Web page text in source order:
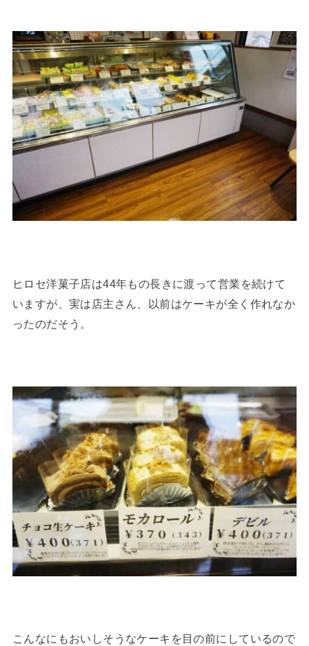
ヒロセ洋菓子店は44年もの長きに渡って営業を続けて
いますが、実は店主さん、以前はケーキが全く作れなか
ったのだそう。
こんなにもおいしそうなケーキを目の前にしているので